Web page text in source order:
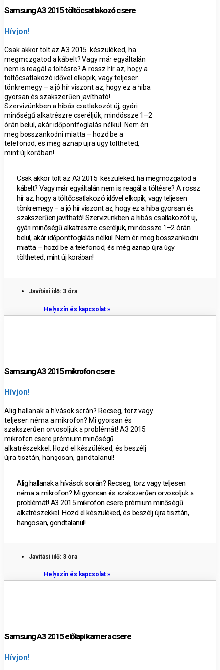
Samsung A3 2015 töltőcsatlakozó csere
Hívjon!
Csak akkor tölt az A3 2015 készüléked, ha
megmozgatod a kábelt? Vagy már egyáltalán
nem is reagál a töltésre? A rossz hír az, hogy a
töltőcsatlakozó idővel elkopik, vagy teljesen
tönkremegy – a jó hír viszont az, hogy ez a hiba
gyorsan és szakszerűen javítható!
Szervizünkben a hibás csatlakozót új, gyári
minőségű alkatrészre cseréljük, mindössze 1–2
órán belül, akár időpontfoglalás nélkül.
Nem éri
meg bosszankodni miatta – hozd be a
telefonod, és még aznap újra úgy töltheted,
mint új korában!
Csak akkor tölt az A3 2015 készüléked, ha megmozgatod a
kábelt? Vagy már egyáltalán nem is reagál a töltésre? A rossz
hír az, hogy a töltőcsatlakozó idővel elkopik, vagy teljesen
tönkremegy – a jó hír viszont az, hogy ez a hibagyorsan és
szakszerűen javítható! Szervizünkben a hibás csatlakozót új,
gyári minőségű alkatrészre cseréljük, mindössze 1–2 órán
belül, akár időpontfoglalás nélkül. Nem éri meg bosszankodni
miatta – hozd be a telefonod, és még aznap újra úgy
töltheted, mint új korában!
Javítási idő: 3 óra
Helyszín és kapcsolat »
Samsung A3 2015 mikrofon csere
Hívjon!
Alig hallanak a hívások során? Recseg, torz vagy
teljesen néma a mikrofon? Mi gyorsan és
szakszerűen orvosoljuk a problémát! A3 2015
mikrofon csere prémium minőségű
alkatrészekkel. Hozd el készüléked, és beszélj
újra tisztán, hangosan, gondtalanul!
Alig hallanak a hívások során? Recseg, torz vagy teljesen
néma a mikrofon? Mi gyorsan és szakszerűen orvosoljuk a
problémát! A3 2015 mikrofon csere prémium minőségű
alkatrészekkel. Hozd el készüléked, és beszélj újra tisztán,
hangosan, gondtalanul!
Javítási idő: 3 óra
Helyszín és kapcsolat »
Samsung A3 2015 előlapi kamera csere
Hívjon!